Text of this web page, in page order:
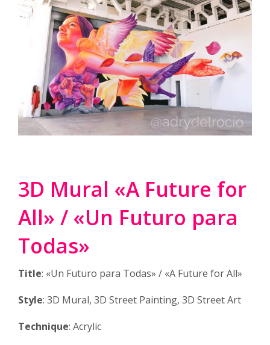
3D Mural «A Future for
All» / «Un Futuro para
Todas»
Title: «Un Futuro para Todas» / «A Future for All»
Style: 3D Mural, 3D Street Painting, 3D Street Art
Technique: Acrylic